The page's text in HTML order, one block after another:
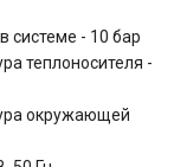
системе - 10 бар
теплоносителя -
окружающей